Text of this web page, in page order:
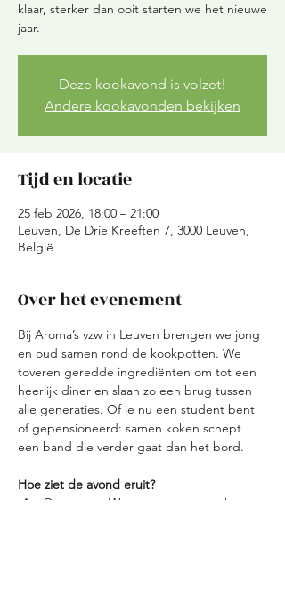
klaar, sterker dan ooit starten we het nieuwe
jaar.
Deze kookavond is volzet!
Andere kookavonden bekijken
Tijd en locatie
25 feb 2026, 18:00 – 21:00
Leuven, De Drie Kreeften 7, 3000 Leuven,
België
Over het evenement
Bij Aroma’s vzw in Leuven brengen we jong
en oud samen rond de kookpotten. We
toveren geredde ingrediënten om tot een
heerlijk diner en slaan zo een brug tussen
alle generaties. Of je nu een student bent
of gepensioneerd: samen koken schept
een band die verder gaat dan het bord.
Hoe ziet de avond eruit?
Ontvangst: We starten met een korte